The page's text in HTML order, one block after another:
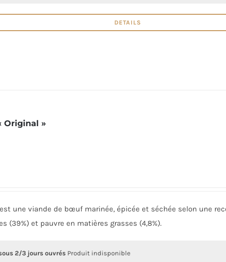
DETAILS
Original »
une viande de bœuf marinée, épicée et séchée selon une
(39%) et pauvre en matières grasses (4,8%).
2/3 jours ouvrés Produit indisponible